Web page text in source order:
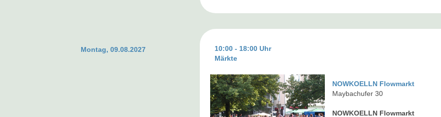
Montag, 09.08.2027
10:00 - 18:00 Uhr
Märkte
NOWKOELLN Flowmarkt
Maybachufer 30
NOWKOELLN Flowmarkt